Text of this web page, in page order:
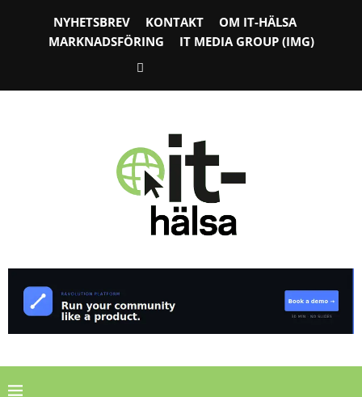
NYHETSBREV KONTAKT
OM IT-HÄLSA
MARKNADSFÖRING
IT MEDIA GROUP (IMG)